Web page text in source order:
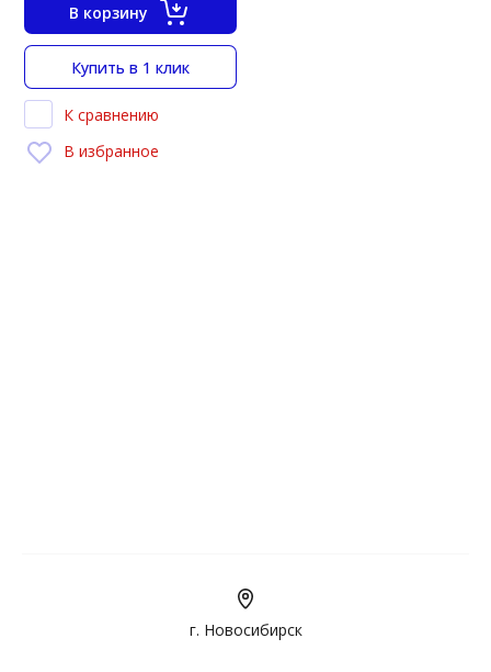
В корзину
Купить в 1 клик
К сравнению
В избранное
г. Новосибирск